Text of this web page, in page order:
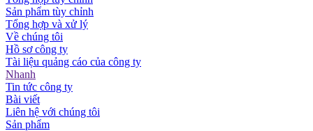
Sản phẩm tùy chỉnh
Tổng hợp và xử lý
Về chúng tôi
Hồ sơ công ty
Tài liệu quảng cáo của công ty
Nhanh
Tin tức công ty
Bài viết
Liên hệ với chúng tôi
Sản phẩm